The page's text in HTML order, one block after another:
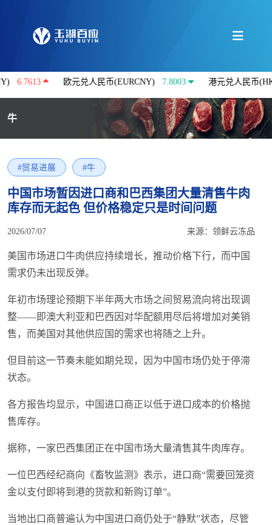
欧元兑人民币(EURCNY) 7.8003 港元兑人民币(HKDCNY)
牛
#贸易进展 #牛
中国市场暂因进口商和巴西集团大量清售牛肉
库存而无起色 但价格稳定只是时间问题
2026/07/07 来源：领鲜云冻品
美国市场进口牛肉供应持续增长，推动价格下行，而中国
需求仍未出现反弹。
年初市场理论预期下半年两大市场之间贸易流向将出现调
整——即澳大利亚和巴西因对华配额用尽后将增加对美销
售，而美国对其他供应国的需求也将随之上升。
但目前这一节奏未能如期兑现，因为中国市场仍处于停滞
状态。
各方报告均显示，中国进口商正以低于进口成本的价格抛
售库存。
据称，一家巴西集团正在中国市场大量清售其牛肉库存。
一位巴西经纪商向《畜牧监测》表示，进口商“需要回笼资
金以支付即将到港的货款和新购订单”。
当地出口商普遍认为中国进口商仍处于“静默”状态，尽管